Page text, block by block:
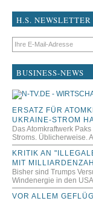
H.S. NEWSLETTER
E-Mail-Adresse
BUSINESS-NEWS
ERSATZ FÜR
UKRAINE-STROM
Das Atomkraftwerk
Stroms. Üblicherweise.
KRITIK AN
MIT
Bisher sind Trumps
Windenergie in den
VOR ALLEM